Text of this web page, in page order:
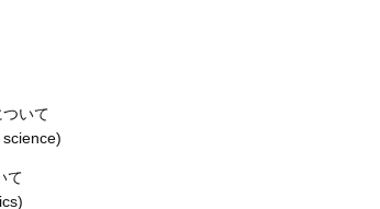
いて
て